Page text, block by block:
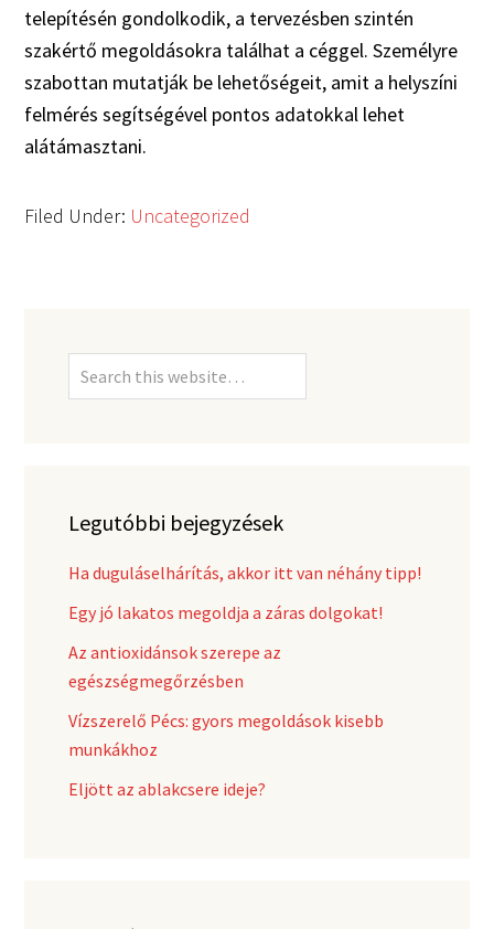
telepítésén gondolkodik, a tervezésben szintén
szakértő megoldásokra találhat a céggel. Személyre
szabottan mutatják be lehetőségeit, amit a helyszíni
felmérés segítségével pontos adatokkal lehet
alátámasztani.
Filed Under: Uncategorized
Legutóbbi bejegyzések
Ha duguláselhárítás, akkor itt van néhány tipp!
Egy jó lakatos megoldja a záras dolgokat!
Az antioxidánsok szerepe az
egészségmegőrzésben
Vízszerelő Pécs: gyors megoldások kisebb
munkákhoz
Eljött az ablakcsere ideje?